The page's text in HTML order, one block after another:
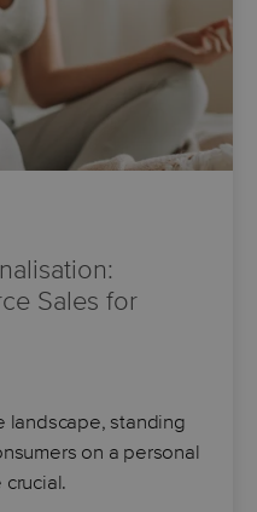
Sales for
landscape, standing
on a personal